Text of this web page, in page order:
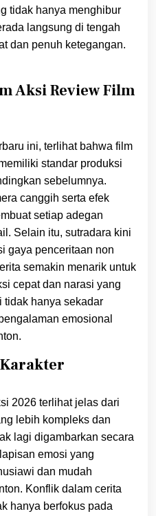
tidak hanya menghibur
langsung di tengah
dan penuh ketegangan.
Aksi Review Film
ini, terlihat bahwa film
standar produksi
sebelumnya.
canggih serta efek
setiap adegan
Selain itu, sutradara kini
gaya penceritaan non
semakin menarik untuk
cepat dan narasi yang
tidak hanya sekadar
emosional
2026 terlihat jelas dari
lebih kompleks dan
lagi digambarkan secara
emosi yang
dan mudah
Konflik dalam cerita
hanya berfokus pada